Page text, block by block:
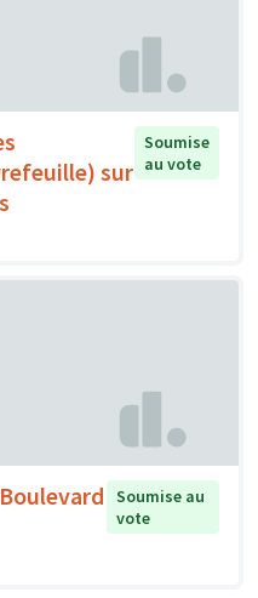
sur
Soumise
au vote
Soumise au
vote